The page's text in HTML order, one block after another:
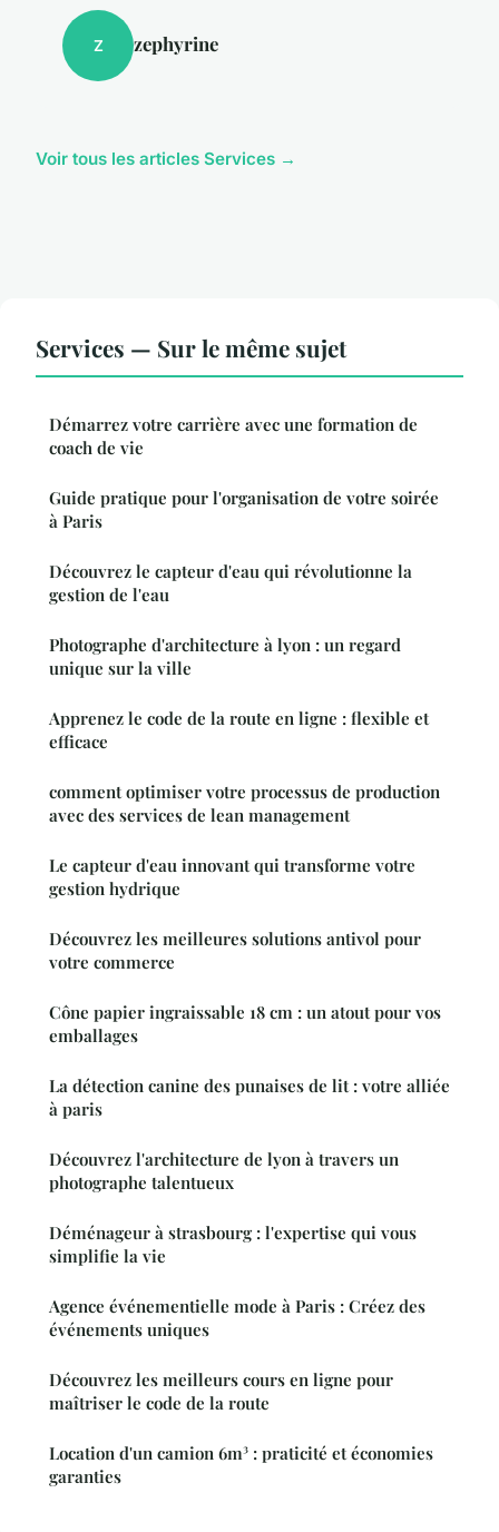
Z zephyrine
Voir tous les articles Services →
Services — Sur le même sujet
Démarrez votre carrière avec une formation de
coach de vie
Guide pratique pour l'organisation de votre soirée
à Paris
Découvrez le capteur d'eau qui révolutionne la
gestion de l'eau
Photographe d'architecture à lyon : un regard
unique sur la ville
Apprenez le code de la route en ligne : flexible et
efficace
comment optimiser votre processus de production
avec des services de lean management
Le capteur d'eau innovant qui transforme votre
gestion hydrique
Découvrez les meilleures solutions antivol pour
votre commerce
Cône papier ingraissable 18 cm : un atout pour vos
emballages
La détection canine des punaises de lit : votre alliée
à paris
Découvrez l'architecture de lyon à travers un
photographe talentueux
Déménageur à strasbourg : l'expertise qui vous
simplifie la vie
Agence événementielle mode à Paris : Créez des
événements uniques
Découvrez les meilleurs cours en ligne pour
maîtriser le code de la route
Location d'un camion 6m³ : praticité et économies
garanties